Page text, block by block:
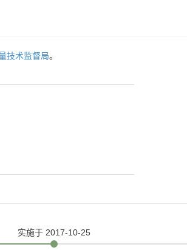
技术监督局。
实施于 2017-10-25